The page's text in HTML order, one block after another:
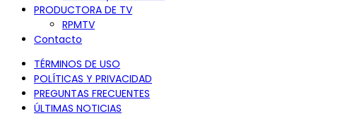
PRODUCTORA DE TV
RPMTV
Contacto
TÉRMINOS DE USO
POLÍTICAS Y PRIVACIDAD
PREGUNTAS FRECUENTES
ÚLTIMAS NOTICIAS